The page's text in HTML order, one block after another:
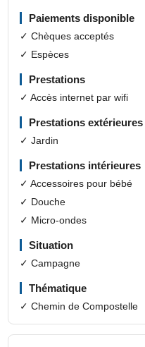
Paiements disponible
✓ Chèques acceptés
✓ Espèces
Prestations
✓ Accès internet par wifi
Prestations extérieures
✓ Jardin
Prestations intérieures
✓ Accessoires pour bébé
✓ Douche
✓ Micro-ondes
Situation
✓ Campagne
Thématique
✓ Chemin de Compostelle